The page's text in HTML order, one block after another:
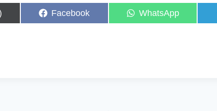
C
o
Facebook
C
o
WhatsApp